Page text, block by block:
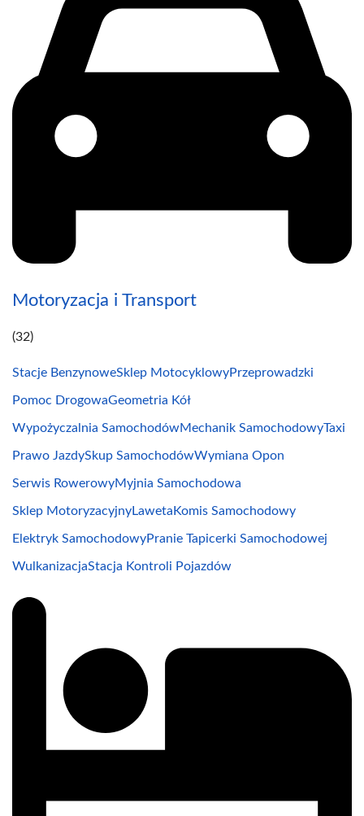
Motoryzacja i Transport
(32)
Stacje BenzynoweSklep MotocyklowyPrzeprowadzki
Pomoc DrogowaGeometria Kół
Wypożyczalnia SamochodówMechanik SamochodowyTaxi
Prawo JazdySkup SamochodówWymiana Opon
Serwis RowerowyMyjnia Samochodowa
Sklep MotoryzacyjnyLaweta Komis Samochodowy
Elektryk SamochodowyPranie Tapicerki Samochodowej
WulkanizacjaStacja Kontroli Pojazdów